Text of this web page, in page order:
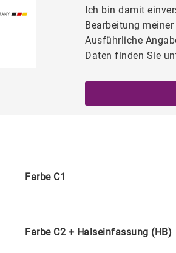
Ich bin damit
Bearbeitung
Ausführliche
Daten finden Sie
Farbe C1
Farbe C2 + Halseinfassung (HB)